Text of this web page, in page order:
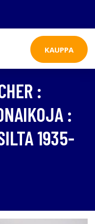
KAUPPA
:
:
1935-